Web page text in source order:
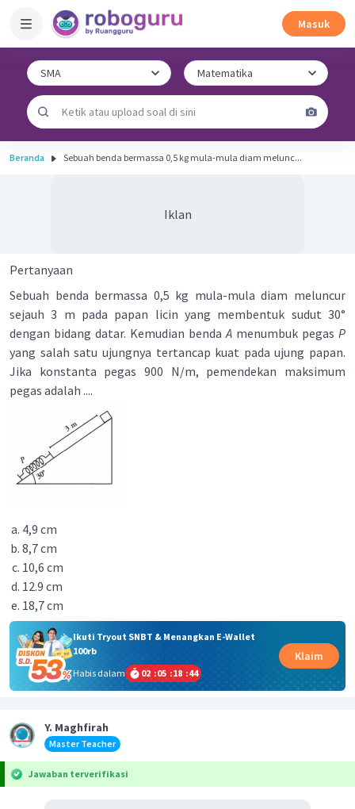
Masuk
Beranda Sebuah benda bermassa 0,5 kg mula-mula diam melunc...
Iklan
Pertanyaan
Sebuah benda bermassa 0,5 kg mula-mula diam meluncur
sejauh 3 m pada papan licin yang membentuk sudut 30°
dengan bidang datar. Kemudian bendaA menumbuk pegas P
yang salah satu ujungnya tertancap kuat pada ujung papan.
Jika konstanta pegas 900 N/m, pemendekan maksimum
pegas adalah ....
4,9 cm
8,7 cm
10,6 cm
12.9 cm
18,7 cm
Ikuti Tryout SNBT & Menangkan E-Wallet
100rb
Habis dalam
02 :05 :18 :44
Klaim
Y. Maghfirah
Master Teacher
Jawaban terverifikasi